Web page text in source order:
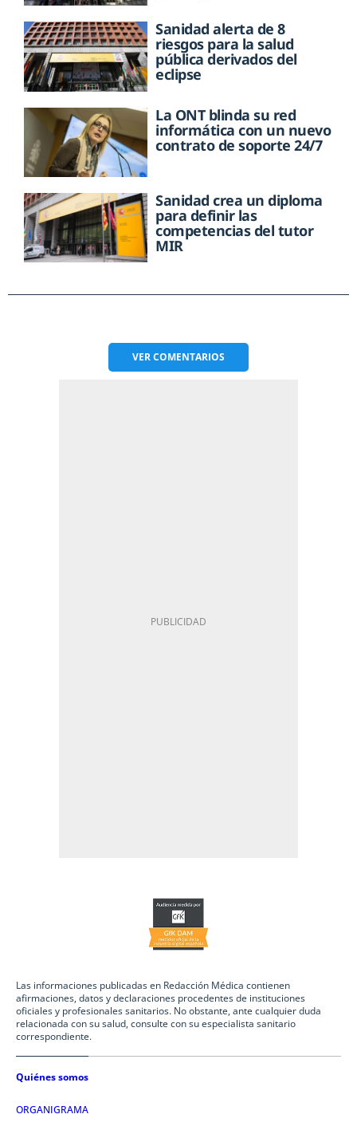
Sanidad alerta de 8
riesgos para la salud
pública derivados del
eclipse
La ONT blinda su red
informática con un nuevo
contrato de soporte 24/7
Sanidad crea un diploma
para definir las
competencias del tutor
MIR
VERCOMENTARIOS
Las informaciones publicadas en Redacción Médica contienen
afirmaciones, datos y declaraciones procedentes de instituciones
oficiales y profesionales sanitarios. No obstante, ante cualquier duda
relacionada con su salud, consulte con su especialista sanitario
correspondiente.
Quiénes somos
ORGANIGRAMA